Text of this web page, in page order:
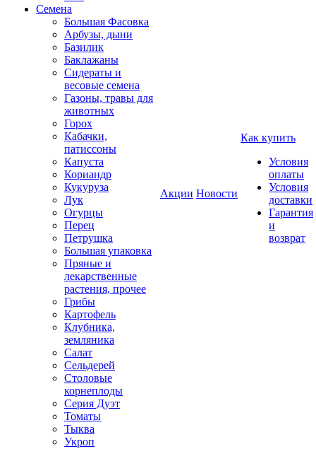
Семена
Большая Фасовка
Арбузы, дыни
Базилик
Баклажаны
Сидераты и
весовые семена
Газоны, травы для
животных
Горох
Кабачки,
патиссоны
Капуста
Кориандр
Кукуруза
Лук
Огурцы
Перец
Петрушка
Большая упаковка
Пряные и
лекарственные
растения, прочее
Грибы
Картофель
Клубника,
земляника
Салат
Сельдерей
Столовые
корнеплоды
Серия Дуэт
Томаты
Тыква
Укроп
Акции Новости
Как купить
Условия
оплаты
Условия
доставки
Гарантия
и
возврат